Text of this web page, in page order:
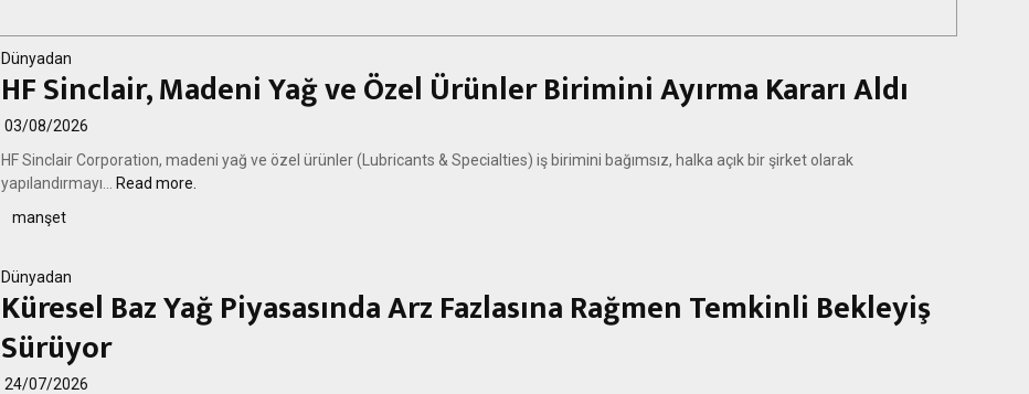
Dünyadan
HF Sinclair, Madeni Yağ ve Özel Ürünler Birimini Ayırma Kararı Aldı
03/08/2026
HF Sinclair Corporation, madeni yağ ve özel ürünler (Lubricants & Specialties) iş birimini bağımsız, halka açık bir şirket olarak
yapılandırmayı...
Read more.
manşet
Dünyadan
Küresel Baz Yağ Piyasasında Arz Fazlasına Rağmen Temkinli Bekleyiş
Sürüyor
24/07/2026